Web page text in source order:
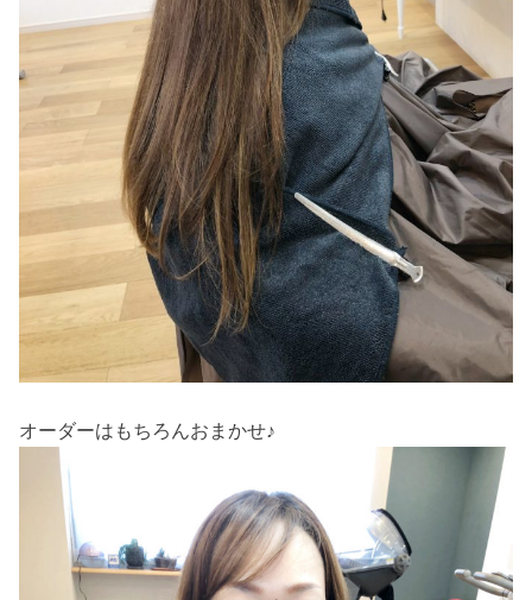
オーダーはもちろんおまかせ♪